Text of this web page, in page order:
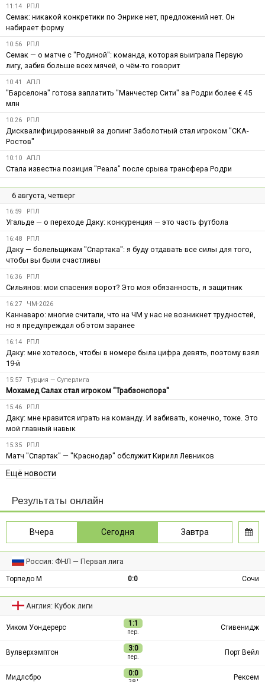
11:14 РПЛ
Семак: никакой конкретики по Энрике нет, предложений нет. Он
набирает форму
10:56 РПЛ
Семак — о матче с "Родиной": команда, которая выиграла Первую
лигу, забив больше всех мячей, о чём-то говорит
10:41 АПЛ
"Барселона" готова заплатить "Манчестер Сити" за Родри более € 45
млн
10:26 РПЛ
Дисквалифицированный за допинг Заболотный стал игроком "СКА-
Ростов"
10:10 АПЛ
Стала известна позиция "Реала" после срыва трансфера Родри
6 августа, четверг
16:59 РПЛ
Угальде — о переходе Даку: конкуренция — это часть футбола
16:48 РПЛ
Даку — болельщикам "Спартака": я буду отдавать все силы для того,
чтобы вы были счастливы
16:36 РПЛ
Сильянов: мои спасения ворот? Это моя обязанность, я защитник
16:27 ЧМ-2026
Каннаваро: многие считали, что на ЧМ у нас не возникнет трудностей,
но я предупреждал об этом заранее
16:14 РПЛ
Даку: мне хотелось, чтобы в номере была цифра девять, поэтому взял
19-й
15:57 Турция — Суперлига
Мохамед Салах стал игроком "Трабзонспора"
15:46 РПЛ
Даку: мне нравится играть на команду. И забивать, конечно, тоже. Это
мой главный навык
15:35 РПЛ
Матч "Спартак" — "Краснодар" обслужит Кирилл Левников
Ещё новости
Результаты онлайн
Вчера Сегодня Завтра
Россия: ФНЛ — Первая лига
Торпедо М 0:0 Сочи
Англия: Кубок лиги
Уиком Уондерерс 1:1
пер.
Стивенидж
Вулверхэмптон 3:0
пер.
Порт Вейл
Мидлсбро 0:0 Рексем